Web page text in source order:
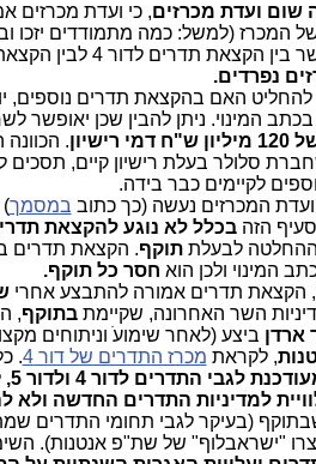
שום ועדת מכרזים, כי ועדת מכרזים
המכרז (למשל: כמה מתמודדים יזכו
תדרים לדור 4 לבין הקצאת תדרים לדור 5 ואלה
נפרדים.
להחליט האם בהקצאת תדרים נוספים,
בכתב המינוי. ניתן להבין שכן
רישיון
.
סלולר בעלת רישיון קיים, תסכים לשלם מינימום
לקיימים כבר בידה.
ועדת המכרזים נעשה (כך כתוב במסמך)
הזהבכלל לא נוגע להקצאת
לבעלתתוקף. הקצאת תדרים
המינוי ולכן הוא חסר כל תוקף.
הקצאת תדרים אמורה להתבצע אחרי
השר האחרונה, שקיימתבתוקף,
ארדן ביצע (לאחר שימועׂ וניתוחים
, לקראת מכרז התדרים של דור 4 .
לגבי התדרים לדור 4 ולדור 5,
למדיניות התדרים החדשה ולא
"ישראבלוף" של שת"פ אנטנות).